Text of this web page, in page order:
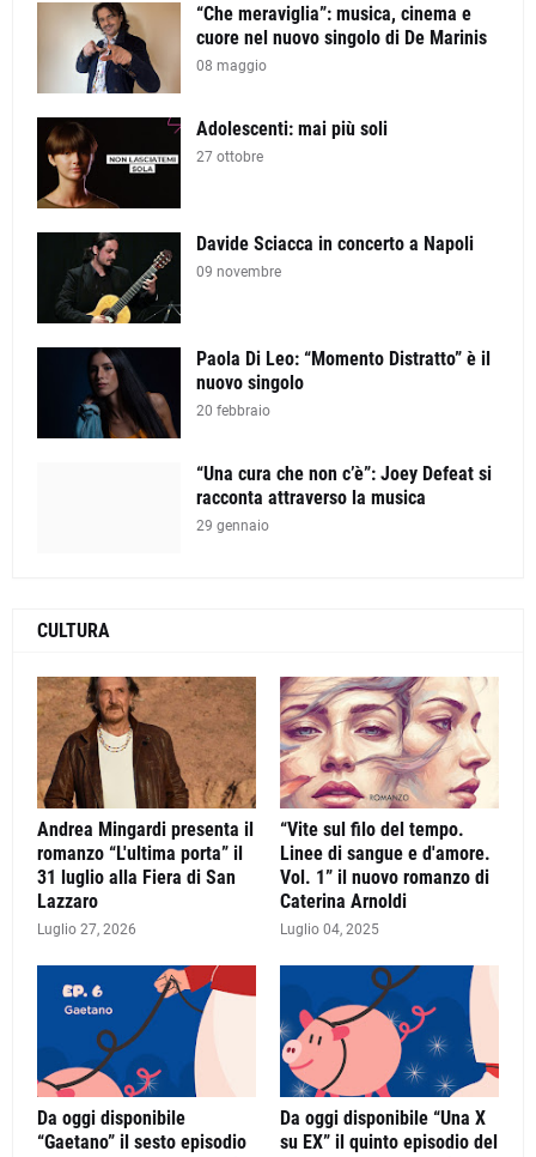
“Che meraviglia”: musica, cinema e
cuore nel nuovo singolo di De Marinis
08 maggio
Adolescenti: mai più soli
27 ottobre
Davide Sciacca in concerto a Napoli
09 novembre
Paola Di Leo: “Momento Distratto” è il
nuovo singolo
20 febbraio
“Una cura che non c’è”: Joey Defeat si
racconta attraverso la musica
29 gennaio
CULTURA
Andrea Mingardi presenta il
romanzo “L'ultima porta” il
31 luglio alla Fiera di San
Lazzaro
Luglio 27, 2026
“Vite sul filo del tempo.
Linee di sangue e d'amore.
Vol. 1” il nuovo romanzo di
Caterina Arnoldi
Luglio 04, 2025
Da oggi disponibile
“Gaetano” il sesto episodio
Da oggi disponibile “Una X
su EX” il quinto episodio del